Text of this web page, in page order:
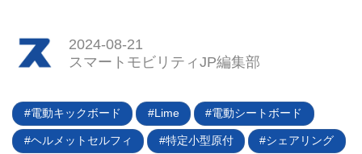
マ、果ては宇宙ロケットまで、現
在から近未来における次世代の乗
とをモットーに、2024年も情報
を発信。ここでは2024年1月1
日〜4月23日のPVランキングを
2024-08-21
スマートモビリティJP編集部
電動キックボード Lime 電動シートボード
ヘルメットセルフィ 特定小型原付 シェアリング